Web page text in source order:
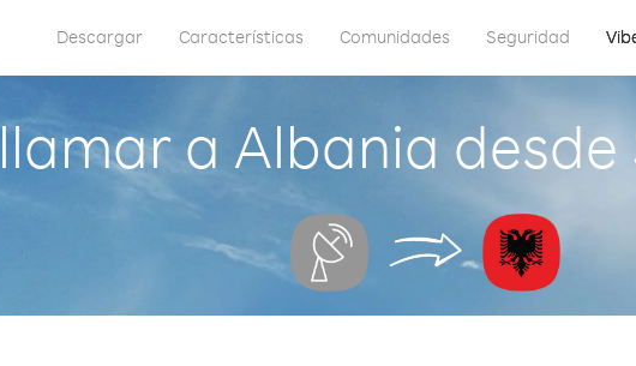
Descargar Características Comunidades Seguridad
a Albania